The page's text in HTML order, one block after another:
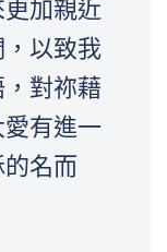
加親近
以致我
對祢藉
有進一
名而